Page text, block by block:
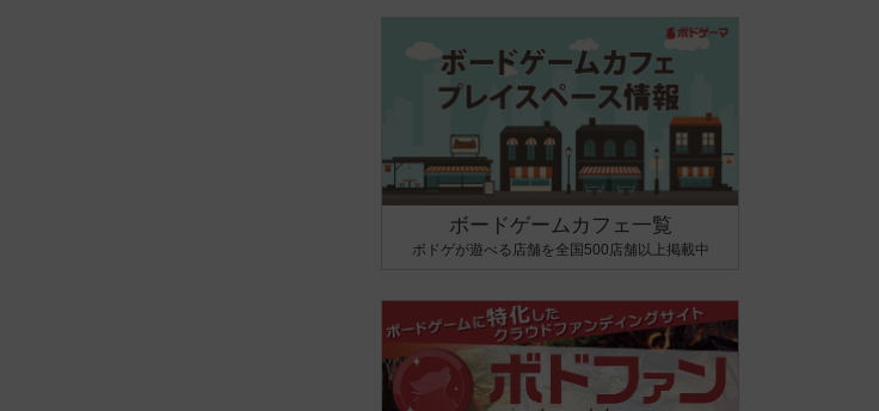
ボードゲームカフェ一覧
ボドゲが遊べる店舗を全国500店舗以上掲載中